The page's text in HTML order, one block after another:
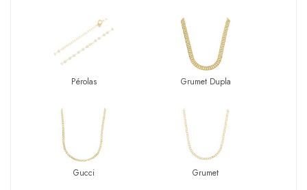
Pérolas Grumet Dupla
Gucci Grumet